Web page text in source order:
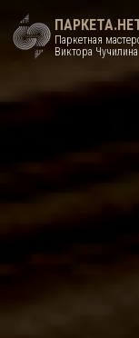
Паркетная
Виктора Чучилина